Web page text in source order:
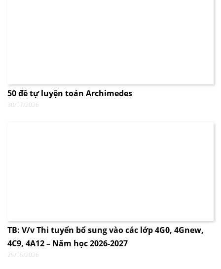
50 đề tự luyện toán Archimedes
30/07/2026
TB: V/v Thi tuyển bổ sung vào các lớp 4G0, 4Gnew,
4C9, 4A12 – Năm học 2026-2027
25/05/2026